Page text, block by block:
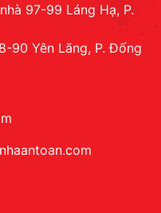
97-99 Láng Hạ, P.
90 Yên Lãng, P. Đống